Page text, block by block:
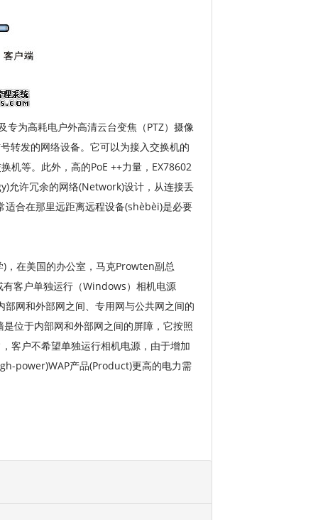
为高耗电户外高清云台变焦（PTZ）摄像
转发的网络设备。它可以为接入交换机的
机等。此外，高的PoE ++力量，EX78602
允许冗余的网络(Network)设计，从连接丢
适合在那里远距离远程设备(shèbèi)是必要
，在美国的办公室，马克Prowten副总
客户单独运行（Windows）相机电源
网和外部网之间、专用网与公共网之间的
位于内部网和外部网之间的屏障，它按照
客户不希望单独运行相机电源，由于增加
power)WAP产品(Product)更高的电力需